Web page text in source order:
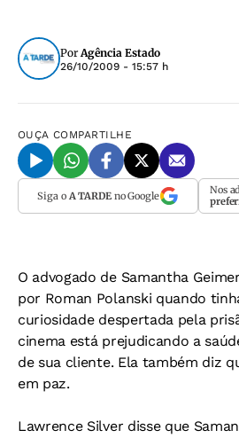
PorAgência Estado
26/10/2009 - 15:57 h
OUÇA COMPARTILHE
Siga o A TARDEno Google Nos
O advogado de Samantha
por Roman Polanski quando
curiosidade despertada pela
cinema está prejudicando a
de sua cliente. Ela também diz
em paz.
Lawrence Silver disse que